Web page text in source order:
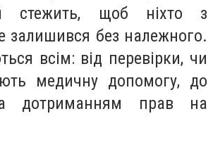
стежить, щоб ніхто з
залишився без належного.
всім: від перевірки, чи
медичну допомогу, до
дотриманням прав на